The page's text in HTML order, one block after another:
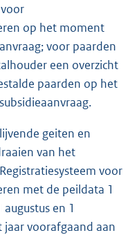
op het moment
voor paarden
een overzicht
paarden op het
geiten en
van het
voor
met de peildata 1
en 1
jaar voorafgaand aan